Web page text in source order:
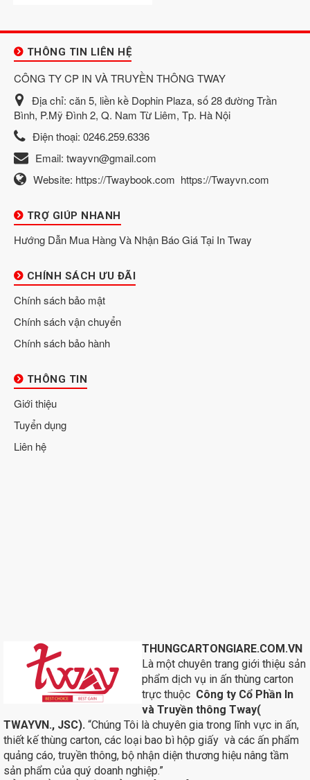
THÔNG TIN LIÊN HỆ
CÔNG TY CP IN VÀ TRUYỀN THÔNG TWAY
Địa chỉ: căn 5, liền kề Dophin Plaza, số 28 đường Trần
Bình, P.Mỹ Đình 2, Q. Nam Từ Liêm, Tp. Hà Nội
Điện thoại: 0246.259.6336
Email: twayvn@gmail.com
Website: https://Twaybook.com https://Twayvn.com
TRỢ GIÚP NHANH
Hướng Dẫn Mua Hàng Và Nhận Báo Giá Tại In Tway
CHÍNH SÁCH ƯU ĐÃI
Chính sách bảo mật
Chính sách vận chuyển
Chính sách bảo hành
THÔNG TIN
Giới thiệu
Tuyển dụng
Liên hệ
THUNGCARTONGIARE.COM.VN
Là một chuyên trang giới thiệu sản
phẩm dịch vụ in ấn thùng carton
trực thuộc Công ty Cổ Phần In
và Truyền thông Tway(
TWAYVN., JSC). “Chúng Tôi là chuyên gia trong lĩnh vực in ấn,
thiết kế thùng carton, các loại bao bì hộp giấy và các ấn phẩm
quảng cáo, truyền thông, bộ nhận diện thương hiệu nâng tầm
sản phẩm của quý doanh nghiệp.”